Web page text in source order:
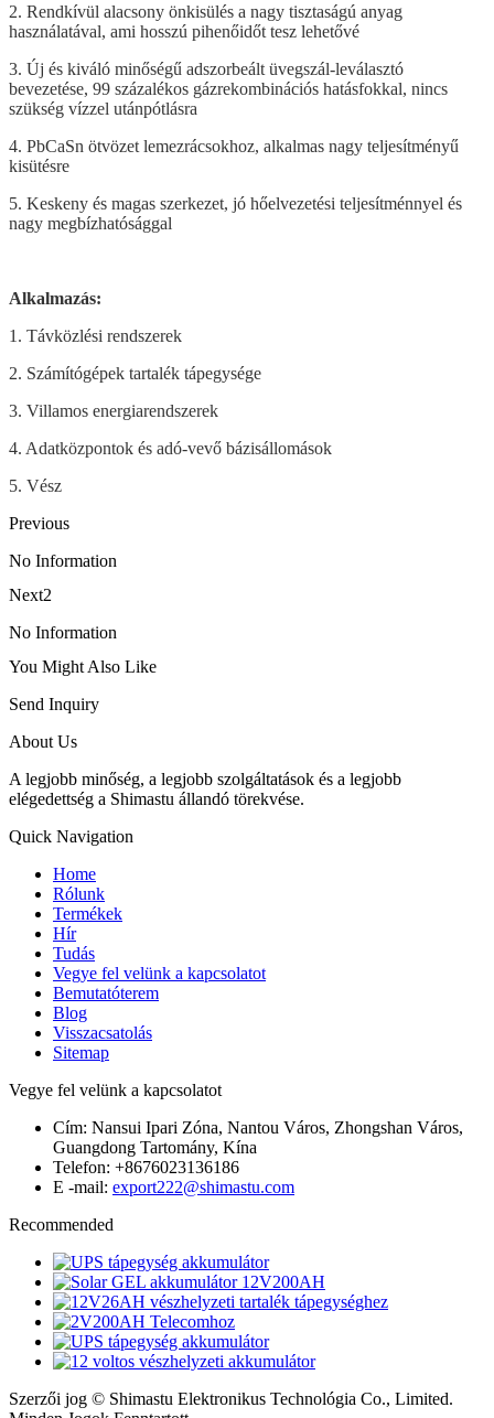
2. Rendkívül alacsony önkisülés a nagy tisztaságú anyag
használatával, ami hosszú pihenőidőt tesz lehetővé
3. Új és kiváló minőségű adszorbeált üvegszál-leválasztó
bevezetése, 99 százalékos gázrekombinációs hatásfokkal, nincs
szükség vízzel utánpótlásra
4. PbCaSn ötvözet lemezrácsokhoz, alkalmas nagy teljesítményű
kisütésre
5. Keskeny és magas szerkezet, jó hőelvezetési teljesítménnyel és
nagy megbízhatósággal
Alkalmazás:
1. Távközlési rendszerek
2. Számítógépek tartalék tápegysége
3. Villamos energiarendszerek
4. Adatközpontok és adó-vevő bázisállomások
5. Vész
Previous
No Information
Next2
No Information
You Might Also Like
Send Inquiry
About Us
A legjobb minőség, a legjobb szolgáltatások és a legjobb
elégedettség a Shimastu állandó törekvése.
Quick Navigation
Home
Rólunk
Termékek
Hír
Tudás
Vegye fel velünk a kapcsolatot
Bemutatóterem
Blog
Visszacsatolás
Sitemap
Vegye fel velünk a kapcsolatot
Cím: Nansui Ipari Zóna, Nantou Város, Zhongshan Város,
Guangdong Tartomány, Kína
Telefon: +8676023136186
E -mail: export222@shimastu.com
Recommended
Szerzői jog © Shimastu Elektronikus Technológia Co., Limited.